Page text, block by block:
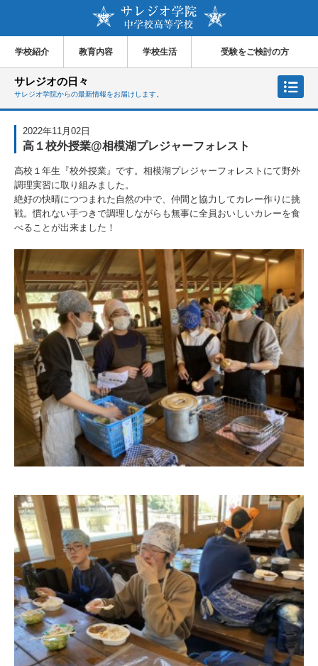
学校紹介 教育内容 学校生活 受験をご検討の方
サレジオの日々
サレジオ学院からの最新情報をお届けします。
2022年11月02日
高１校外授業@相模湖プレジャーフォレスト
高校１年生『校外授業』です。相模湖プレジャーフォレストにて野外
調理実習に取り組みました。
絶好の快晴につつまれた自然の中で、仲間と協力してカレー作りに挑
戦。慣れない手つきで調理しながらも無事に全員おいしいカレーを食
べることが出来ました！